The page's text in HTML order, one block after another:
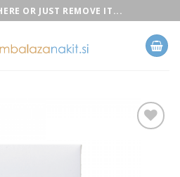
OR JUST REMOVE IT...